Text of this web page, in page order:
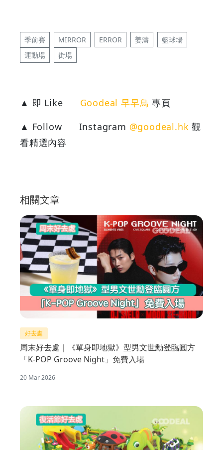
季前賽 MIRROR ERROR 姜濤
籃球場
運動場
街場
▲ 即 Like Goodeal 早早鳥 專頁
▲ Follow
Instagram @goodeal.hk 觀
看精選內容
相關文章
好去處
周末好去處｜《單身即地獄》型男文世勳登臨圓方
「K-POP Groove Night」免費入場
20 Mar 2026